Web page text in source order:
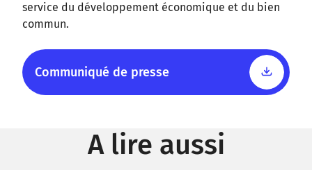
service du développement économique et du bien
commun.
Communiqué de presse
A lire aussi